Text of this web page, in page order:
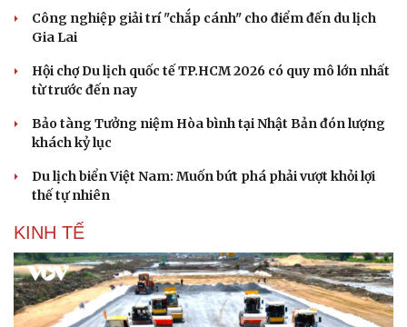
Công nghiệp giải trí "chắp cánh" cho điểm đến du lịch
Gia Lai
Hội chợ Du lịch quốc tế TP.HCM 2026 có quy mô lớn nhất
từ trước đến nay
Bảo tàng Tưởng niệm Hòa bình tại Nhật Bản đón lượng
khách kỷ lục
Du lịch biển Việt Nam: Muốn bứt phá phải vượt khỏi lợi
thế tự nhiên
KINH TẾ